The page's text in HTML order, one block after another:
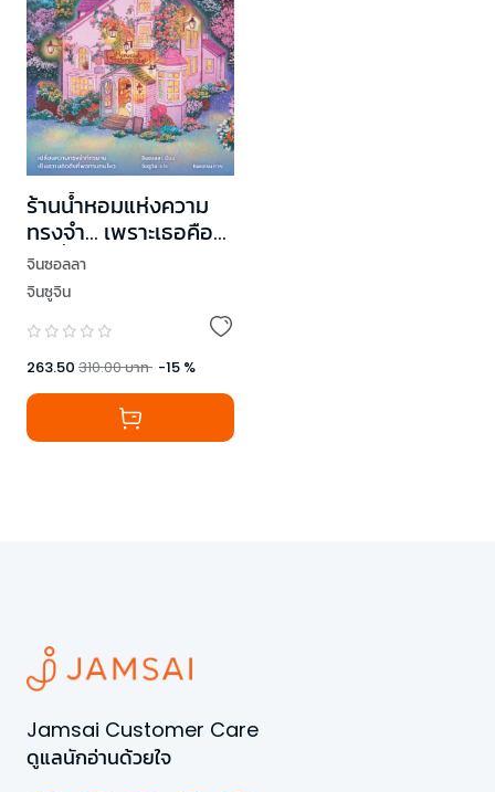
ร้านน้ำหอมแห่งความ
ทรงจำ... เพราะเธอคือ
คนที่ฉันไม่มีวันลืม
จินซอลลา
จินซูจิน
263.50 310.00บาท -15 %
Jamsai Customer Care
ดูแลนักอ่านด้วยใจ